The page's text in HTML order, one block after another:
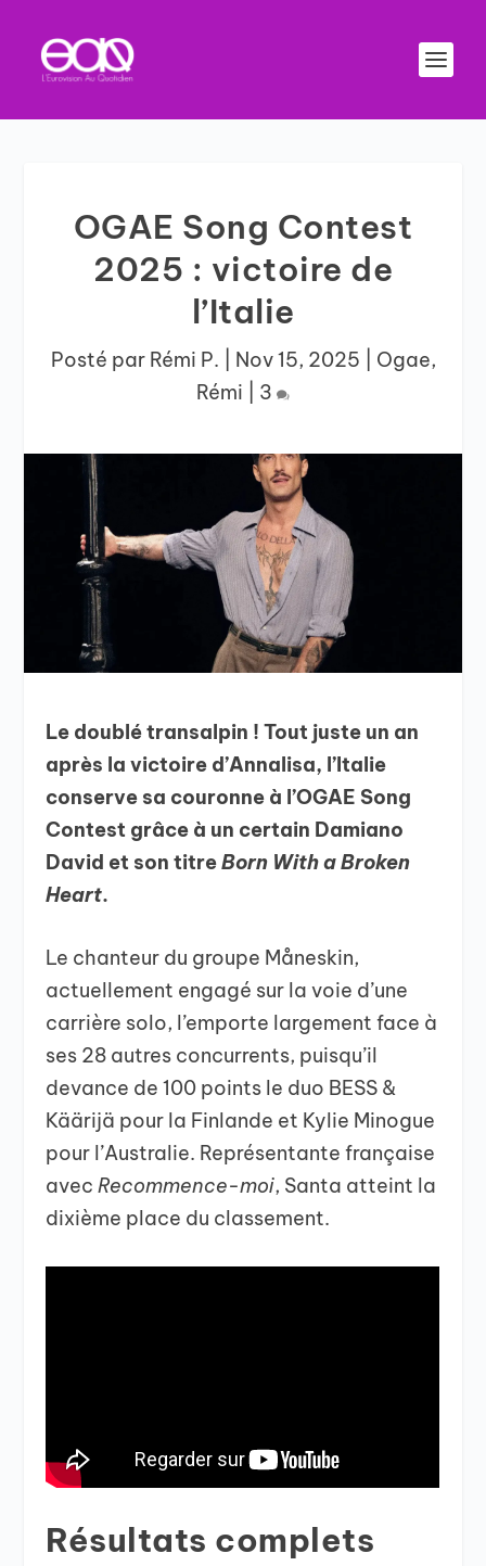
OGAE Song Contest
2025 : victoire de
l’Italie
Posté par Rémi P. Nov 15, 2025 Ogae,
Rémi
3
Le doublé transalpin ! Tout juste un an
après la victoire d’Annalisa, l’Italie
conserve sa couronne à l’OGAE Song
Contest grâce à un certain Damiano
David et son titreBorn With a Broken
Heart.
Le chanteur du groupe Måneskin,
actuellement engagé sur la voie d’une
carrière solo, l’emporte largement face à
ses 28 autres concurrents, puisqu’il
devance de 100 points le duo BESS &
Käärijä pour la Finlande et Kylie Minogue
pour l’Australie. Représentante française
avecRecommence-moi, Santa atteint la
dixième place du classement.
Résultats complets